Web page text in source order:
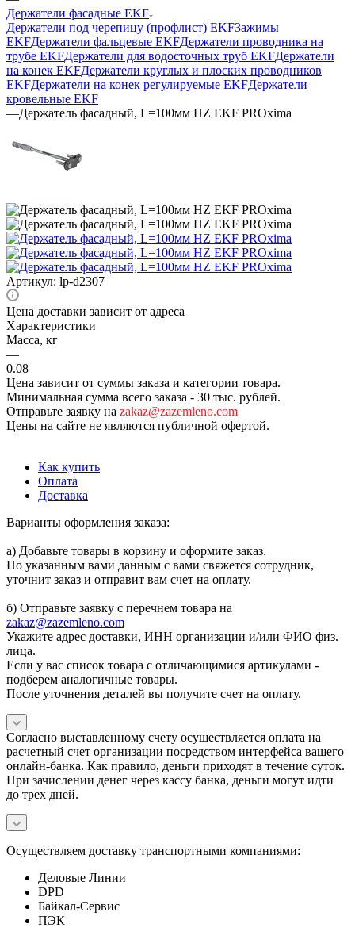
Держатели фасадные EKF
Держатели под черепицу (профлист) EKFЗажимы
EKFДержатели фальцевые EKFДержатели проводника на
трубе EKFДержатели для водосточных труб EKFДержатели
на конек EKFДержатели круглых и плоских проводников
EKFДержатели на конек регулируемые EKFДержатели
кровельные EKF
—Держатель фасадный, L=100мм HZ EKF PROxima
Артикул: lp-d2307
Цена доставки зависит от адреса
Характеристики
Масса, кг
—
0.08
Цена зависит от суммы заказа и категории товара.
Минимальная сумма всего заказа - 30 тыс. рублей.
Отправьте заявку на zakaz@zazemleno.com
Цены на сайте не являются публичной офертой.
Как купить
Оплата
Доставка
Варианты оформления заказа:
а) Добавьте товары в корзину и оформите заказ.
По указанным вами данным с вами свяжется сотрудник,
уточнит заказ и отправит вам счет на оплату.
б) Отправьте заявку с перечнем товара на
zakaz@zazemleno.com
Укажите адрес доставки, ИНН организации и/или ФИО физ.
лица.
Если у вас список товара с отличающимися артикулами -
подберем аналогичные товары.
После уточнения деталей вы получите счет на оплату.
Согласно выставленному счету осуществляется оплата на
расчетный счет организации посредством интерфейса вашего
онлайн-банка. Как правило, деньги приходят в течение суток.
При зачислении денег через кассу банка, деньги могут идти
до трех дней.
Осуществляем доставку транспортными компаниями:
Деловые Линии
DPD
Байкал-Сервис
ПЭК